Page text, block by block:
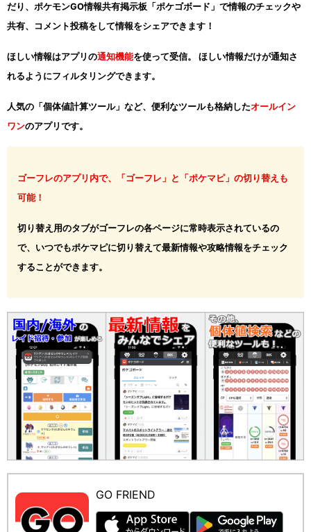
だり、ポケモンGO情報共有掲示板「ポケゴボード」で情報のチェックや
共有、コメント投稿をして情報をシェアできます！
ほしい情報はアプリの通知機能を使って受信。 ほしい情報だけが通知さ
れるようにフィルタリングできます。
人気の「個体値計算ツール」など、便利なツールも格納したオールイン
ワンのアプリです。
ゴーフレのアプリ内で、「ゴーフレ」と「ポケマピ」の切り替えも
可能！
切り替え用のタブがゴーフレの各ページに常時表示されているの
で、いつでもポケマピに切り替えて最新情報や攻略情報をチェック
することができます。
GO FRIEND